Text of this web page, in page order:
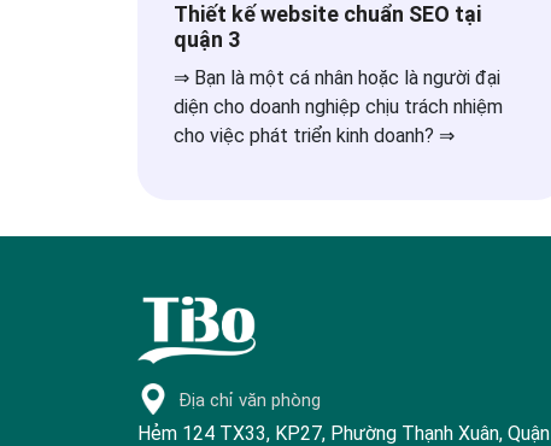
Thiết kế website chuẩn SEO tại
quận 3
⇒ Bạn là một cá nhân hoặc là người đại
diện cho doanh nghiệp chịu trách nhiệm
cho việc phát triển kinh doanh? ⇒
Địa chỉ văn phòng
Hẻm 124 TX33, KP27, Phường Thạnh Xuân, Quận